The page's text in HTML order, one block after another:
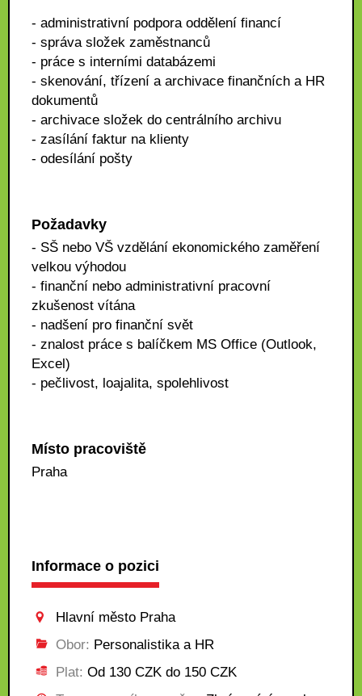
- administrativní podpora oddělení financí
- správa složek zaměstnanců
- práce s interními databázemi
- skenování, třízení a archivace finančních a HR
dokumentů
- archivace složek do centrálního archivu
- zasílání faktur na klienty
- odesílání pošty
Požadavky
- SŠ nebo VŠ vzdělání ekonomického zaměření
velkou výhodou
- finanční nebo administrativní pracovní
zkušenost vítána
- nadšení pro finanční svět
- znalost práce s balíčkem MS Office (Outlook,
Excel)
- pečlivost, loajalita, spolehlivost
Místo pracoviště
Praha
Informace o pozici
Hlavní město Praha
Obor: Personalistika a HR
Plat: Od 130 CZK do 150 CZK